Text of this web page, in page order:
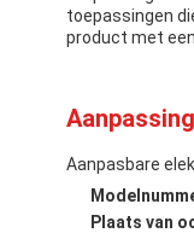
Elektrische
toepassingen
product met
Aanpasbare
Plaats van